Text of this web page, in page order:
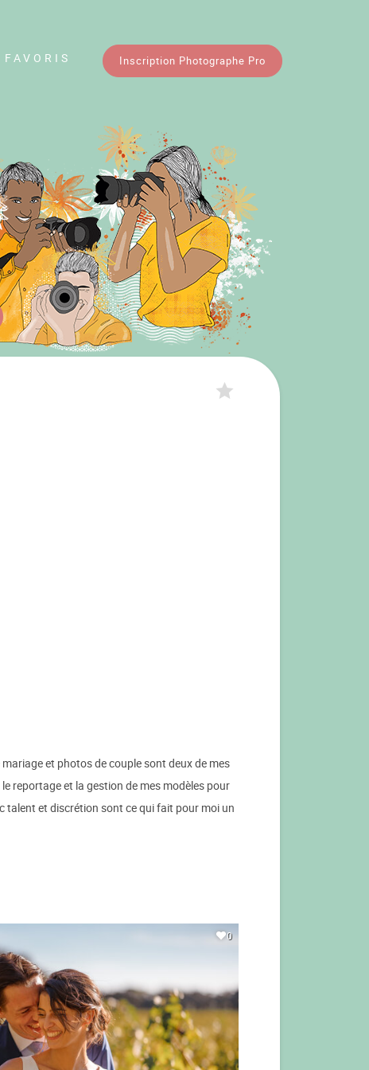
FAVORIS Inscription Photographe Pro
et photos de couple sont deux de mes
reportage et la gestion de mes modèles pour
talent et discrétion sont ce qui fait pour moi un
0